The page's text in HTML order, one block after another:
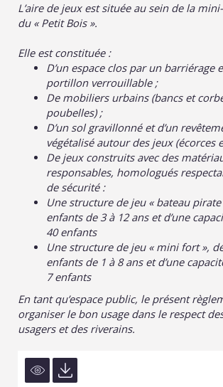
L’aire de jeux est située au sein de la
du « Petit Bois ».
Elle est constituée :
D’un espace clos par un barriérage
portillon verrouillable ;
De mobiliers urbains (bancs et
poubelles) ;
D’un sol gravillonné et d’un
végétalisé autour des jeux (écorces
De jeux construits avec des
responsables, homologués
de sécurité :
Une structure de jeu « bateau
enfants de 3 à 12 ans et d’une
40 enfants
Une structure de jeu « mini fort »,
enfants de 1 à 8 ans et d’une
7 enfants
En tant qu’espace public, le présent
organiser le bon usage dans le respect
usagers et des riverains.